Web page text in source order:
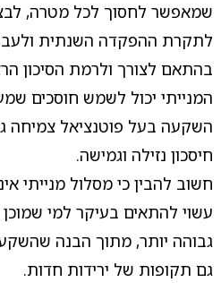
שמאפשר לחסוך לכל מטרה,
לתקרת ההפקדה השנתית
בהתאם לצורך ולרמת הסיכון
המנייתי יכול לשמש חוסכים
השקעה בעל פוטנציאל צמיחה
חיסכון נזילה וגמישה.
חשוב להבין כי מסלול מנייתי
עשוי להתאים בעיקר למי
גבוהה יותר, מתוך הבנה
גם תקופות של ירידות חדות.